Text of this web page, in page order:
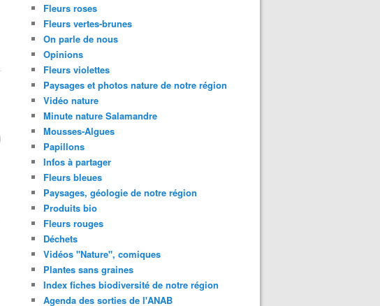
Fleurs roses
Fleurs vertes-brunes
On parle de nous
Opinions
Fleurs violettes
Paysages et photos nature de notre région
Vidéo nature
Minute nature Salamandre
Mousses-Algues
Papillons
Infos à partager
Fleurs bleues
Paysages, géologie de notre région
Produits bio
Fleurs rouges
Déchets
Vidéos "Nature", comiques
Plantes sans graines
Index fiches biodiversité de notre région
Agenda des sorties de l'ANAB